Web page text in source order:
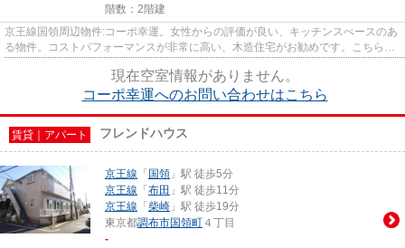
階数：2階建
京王線国領周辺物件:コーポ幸運。女性からの評価が良い、キッチンスぺースのあ
る物件。コストパフォーマンスが非常に高い、木造住宅がお勧めです。こちらは
現在空室情報がありません。
コーポ幸運へのお問い合わせはこちら
賃貸｜アパート フレンドハウス
京王線 「 国領 」駅 徒歩5分
京王線 「 布田 」駅 徒歩11分
京王線 「 柴崎 」駅 徒歩19分
東京都調布市国領町 ４丁目
-